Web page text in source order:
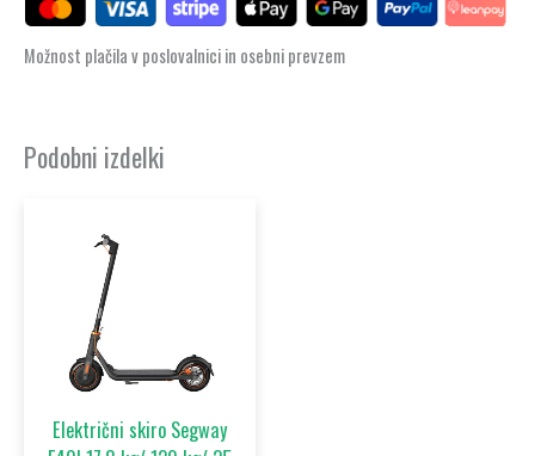
Možnost plačila v poslovalnici in osebni prevzem
Podobni izdelki
Električni skiro Segway